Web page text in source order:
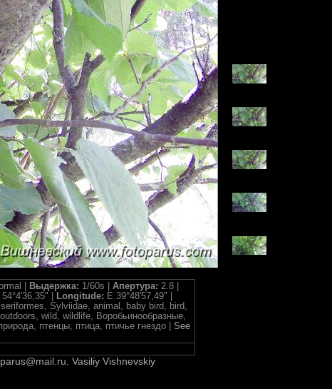
| Выдержка: 1/60s | Апертура: 2.8 |
54°4'36,35" | Longitude: E 39°48'57,49" |
Sylviidae, animal, baby bird, bird,
wild, wildlife, Воробьинообразные,
птенцы, птица, птичье гнездо | See
Vasiliy Vishnevskiy